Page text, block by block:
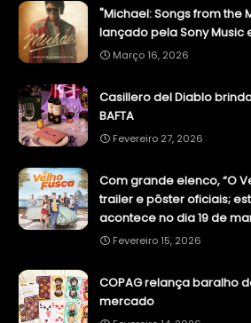
"Michael: Songs from the
lançado pela Sony Music
Março 16, 2026
Casillero del Diablo
BAFTA
Fevereiro 27, 2026
Com grande elenco, “O
trailer e pôster oficiais;
acontece no dia 19 de
Fevereiro 15, 2026
COPAG relança baralho
mercado